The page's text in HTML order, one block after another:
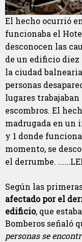
El hecho ocurrió
funcionaba el
desconocen las
de un edificio diez
la ciudad
personas
lugares
escombros. El
madrugada en un
y 1 donde
momento, se
el derrumbe.
Según las
afectado por el
edificio, que
Bomberos señaló
personas se